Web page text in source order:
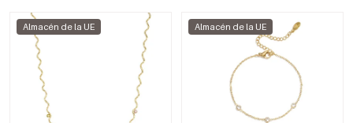
Almacén de la UE Almacén de la UE